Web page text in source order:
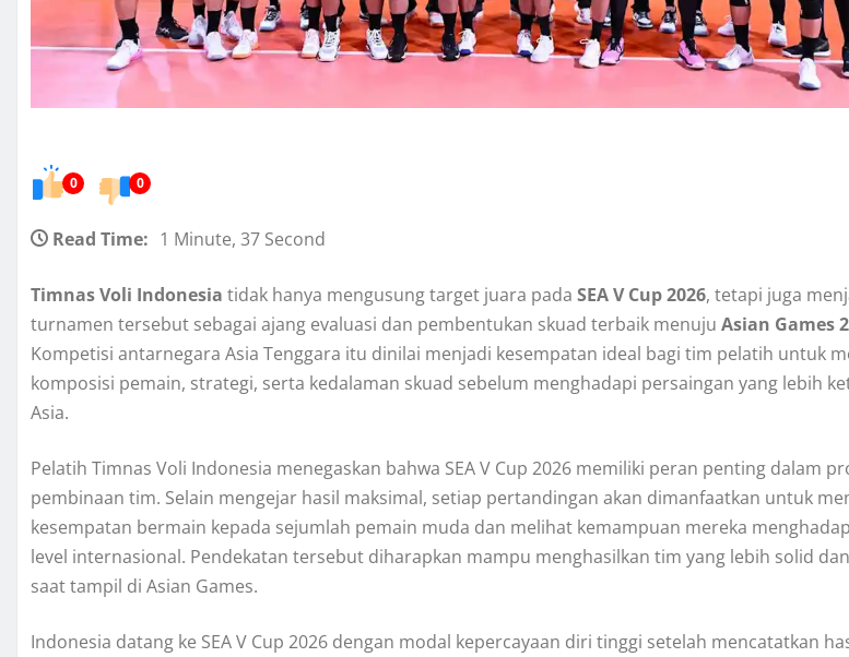
0 0
Read Time: 1 Minute, 37 Second
Timnas Voli Indonesia tidak hanya mengusung target juara pada SEA V Cup 2026, tetapi juga
turnamen tersebut sebagai ajang evaluasi dan pembentukan skuad terbaik menuju Asian Games
Kompetisi antarnegara Asia Tenggara itu dinilai menjadi kesempatan ideal bagi tim pelatih untuk
komposisi pemain, strategi, serta kedalaman skuad sebelum menghadapi persaingan yang lebih
Asia.
Pelatih Timnas Voli Indonesia menegaskan bahwa SEA V Cup 2026 memiliki peran penting dalam
pembinaan tim. Selain mengejar hasil maksimal, setiap pertandingan akan dimanfaatkan untuk
kesempatan bermain kepada sejumlah pemain muda dan melihat kemampuan mereka
level internasional. Pendekatan tersebut diharapkan mampu menghasilkan tim yang lebih solid
saat tampil di Asian Games.
Indonesia datang ke SEA V Cup 2026 dengan modal kepercayaan diri tinggi setelah mencatatkan